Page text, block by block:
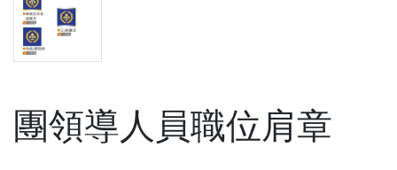
團領導人員職位肩章